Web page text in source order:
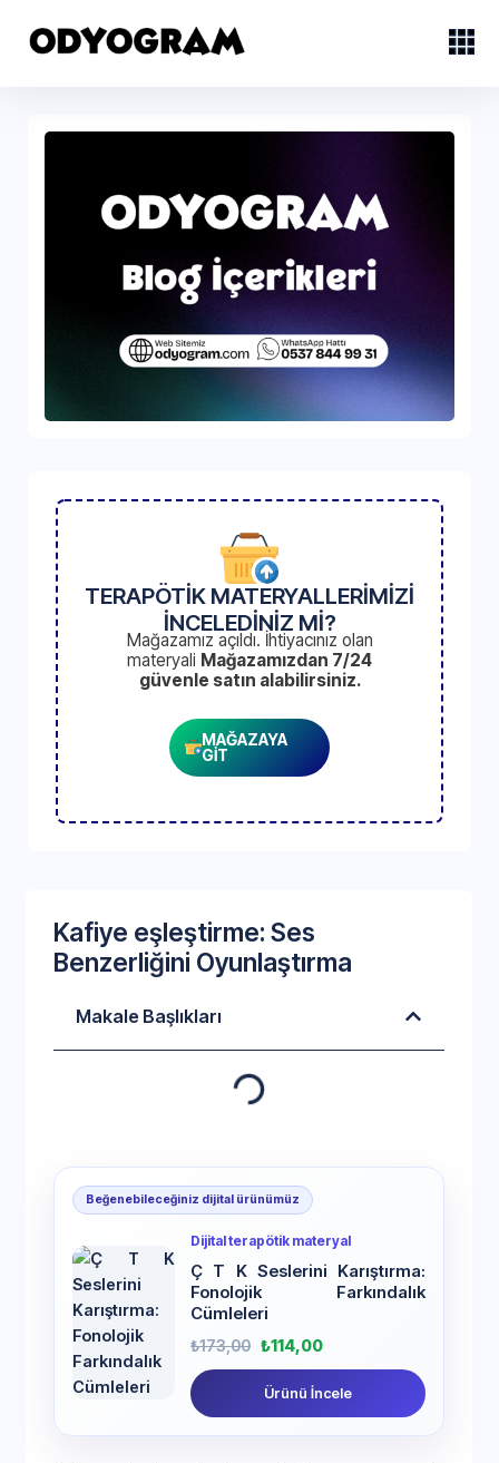
TERAPÖTİK MATERYALLERİMİZİ
İNCELEDİNİZ Mİ?
Mağazamız açıldı. İhtiyacınız olan
materyali Mağazamızdan 7/24
güvenle satın alabilirsiniz.
MAĞAZAYA
GİT
Kafiye eşleştirme: Ses
Benzerliğini Oyunlaştırma
Makale Başlıkları
Beğenebileceğiniz dijital ürünümüz
Dijital terapötik materyal
Ç T K Seslerini Karıştırma:
Fonolojik Farkındalık
Cümleleri
₺173,00 ₺114,00
Ürünü İncele